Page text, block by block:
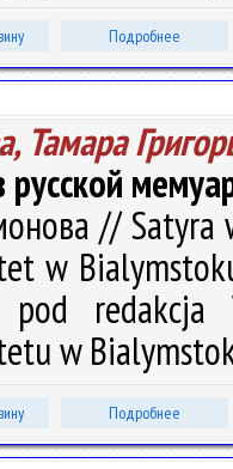
Подробнее
Тамара
//
w
redakcja
w
Подробнее